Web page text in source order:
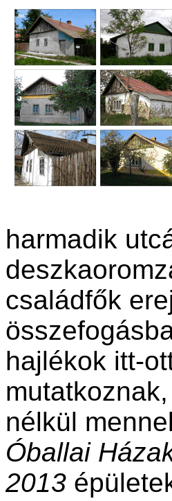
harmadik
családfők
hajlékok itt-
nélkül
Óballai
2013